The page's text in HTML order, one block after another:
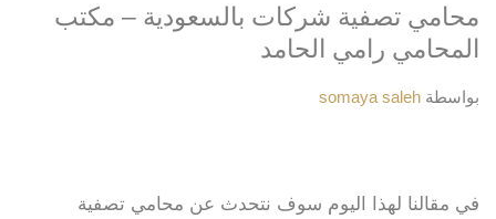
محامي تصفية شركات بالسعودية – مكتب
المحامي رامي الحامد
بواسطة somaya saleh
في مقالنا لهذا اليوم سوف نتحدث عن محامي تصفية